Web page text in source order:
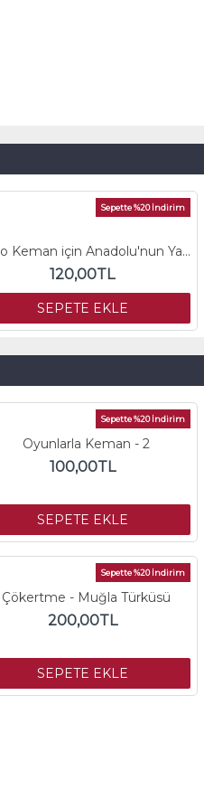
Sepette %20 İndirim
Solo Keman için Anadolu'nun Yankıları
120,00TL
SEPETE EKLE
Sepette %20 İndirim
Oyunlarla Keman - 2
100,00TL
SEPETE EKLE
Sepette %20 İndirim
Çökertme - Muğla Türküsü
200,00TL
SEPETE EKLE